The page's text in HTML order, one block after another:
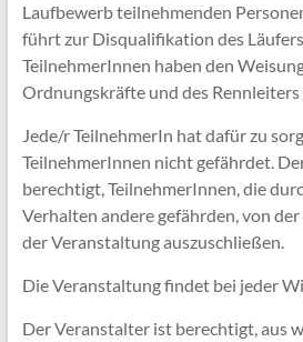
Laufbewerb teilnehmenden
führt zur Disqualifikation des
TeilnehmerInnen haben den
Ordnungskräfte und des Rennleiters
Jede/r TeilnehmerIn hat dafür zu
TeilnehmerInnen nicht gefährdet.
berechtigt, TeilnehmerInnen, die
Verhalten andere gefährden, von
der Veranstaltung auszuschließen.
Die Veranstaltung findet bei jeder
Der Veranstalter ist berechtigt, aus